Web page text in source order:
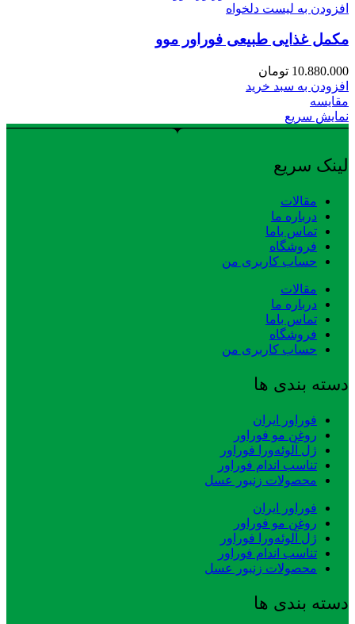
افزودن به لیست دلخواه
مکمل غذایی طبیعی فوراور موو
10.880.000 تومان
افزودن به سبد خرید
مقایسه
نمایش سریع
لینک سریع
مقالات
درباره ما
تماس باما
فروشگاه
حساب کاربری من
مقالات
درباره ما
تماس باما
فروشگاه
حساب کاربری من
دسته بندی ها
فوراور ایران
روغن مو فوراور
ژل آلوئه‌ورا فوراور
تناسب اندام فوراور
محصولات زنبور عسل
فوراور ایران
روغن مو فوراور
ژل آلوئه‌ورا فوراور
تناسب اندام فوراور
محصولات زنبور عسل
دسته بندی ها